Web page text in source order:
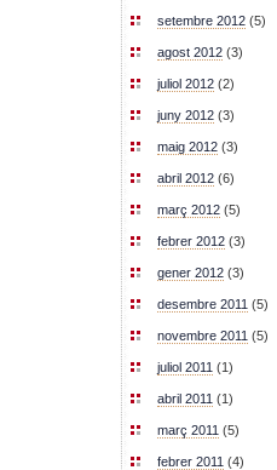
setembre 2012 (5)
agost 2012 (3)
juliol 2012 (2)
juny 2012 (3)
maig 2012 (3)
abril 2012 (6)
març 2012 (5)
febrer 2012 (3)
gener 2012 (3)
desembre 2011 (5)
novembre 2011 (5)
juliol 2011 (1)
abril 2011 (1)
març 2011 (5)
febrer 2011 (4)